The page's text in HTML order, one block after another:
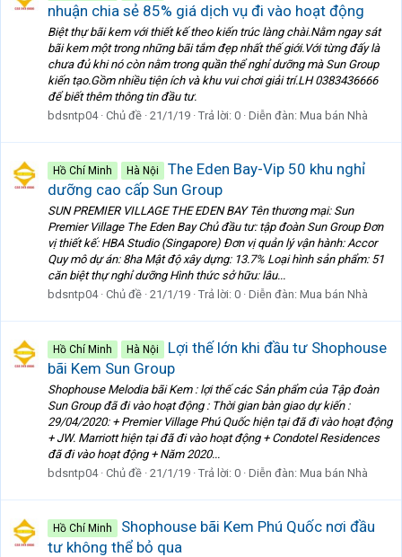
nhuận chia sẻ 85% giá dịch vụ đi vào hoạt động
Biệt thự bãi kem với thiết kế theo kiến trúc làng chài.Nằm ngay sát
bãi kem một trong những bãi tắm đẹp nhất thế giới.Với từng đấy là
chưa đủ khi nó còn nằm trong quần thể nghỉ dưỡng mà Sun Group
kiến tạo.Gồm nhiều tiện ích và khu vui chơi giải trí.LH 0383436666
để biết thêm thông tin đầu tư.
bdsntp04 Chủ đề 21/1/19 Trả lời: 0 Diễn đàn: Mua bán Nhà
Hồ Chí Minh Hà Nội
The Eden Bay-Vip 50 khu nghỉ
dưỡng cao cấp Sun Group
SUN PREMIER VILLAGE THE EDEN BAY Tên thương mại: Sun
Premier Village The Eden Bay Chủ đầu tư: tập đoàn Sun Group Đơn
vị thiết kế: HBA Studio (Singapore) Đơn vị quản lý vận hành: Accor
Quy mô dự án: 8ha Mật độ xây dựng: 13.7% Loại hình sản phẩm: 51
căn biệt thự nghỉ dưỡng Hình thức sở hữu: lâu...
bdsntp04 Chủ đề 21/1/19 Trả lời: 0 Diễn đàn: Mua bán Nhà
Hồ Chí Minh Hà Nội
Lợi thế lớn khi đầu tư Shophouse
bãi Kem Sun Group
Shophouse Melodia bãi Kem : lợi thế các Sản phẩm của Tập đoàn
Sun Group đã đi vào hoạt động : Thời gian bàn giao dự kiến :
29/04/2020: + Premier Village Phú Quốc hiện tại đã đi vào hoạt động
+ JW. Marriott hiện tại đã đi vào hoạt động + Condotel Residences
đã đi vào hoạt động + Năm 2020...
bdsntp04 Chủ đề 21/1/19 Trả lời: 0 Diễn đàn: Mua bán Nhà
Hồ Chí Minh
Shophouse bãi Kem Phú Quốc nơi đầu
tư không thể bỏ qua